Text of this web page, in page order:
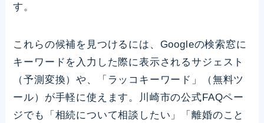
す。
これらの候補を見つけるには、Googleの検索窓に
キーワードを入力した際に表示されるサジェスト
（予測変換）や、「ラッコキーワード」（無料ツ
ール）が手軽に使えます。川崎市の公式FAQペー
ジでも「相続について相談したい」「離婚のこと